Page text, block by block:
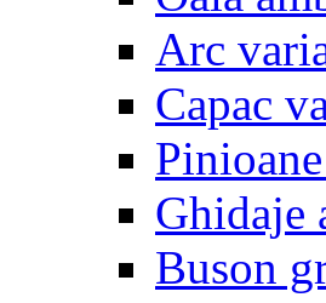
Arc
Capac
Ghidaje
Buson